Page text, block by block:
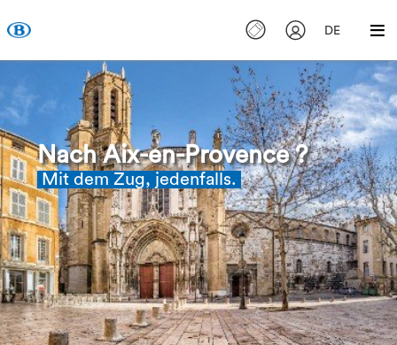
DE
Nach Aix-en-Provence ?
Mit dem Zug, jedenfalls.